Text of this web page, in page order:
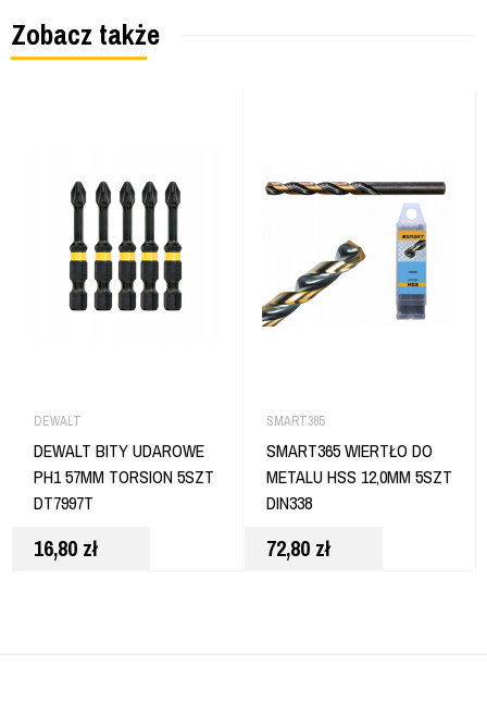
Zobacz także
DEWALT
DEWALT BITY UDAROWE
PH1 57MM TORSION 5SZT
DT7997T
16,80 zł
SMART365
SMART365 WIERTŁO DO
METALU HSS 12,0MM 5SZT
DIN338
72,80 zł